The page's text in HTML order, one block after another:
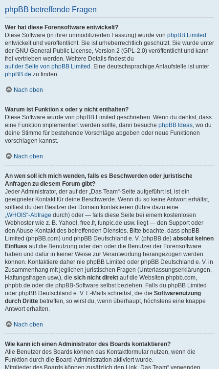
phpBB betreffende Fragen
Wer hat diese Forensoftware entwickelt?
Diese Software (in ihrer unmodifizierten Fassung) wurde von phpBB Limited
entwickelt und veröffentlicht. Sie ist urheberrechtlich geschützt. Sie wurde unter
der GNU General Public License, Version 2 (GPL-2.0) veröffentlicht und kann
frei vertrieben werden. Weitere Details findest du
auf der Seite von phpBB Limited . Eine deutschsprachige Anlaufstelle ist unter
phpBB.de zu finden.
Nach oben
Warum ist Funktion x oder y nicht enthalten?
Diese Software wurde von phpBB Limited geschrieben. Wenn du denkst, dass
eine Funktion implementiert werden sollte, dann besuche phpBB Ideas, wo du
deine Stimme für bestehende Vorschläge abgeben oder neue Funktionen
vorschlagen kannst.
Nach oben
An wen soll ich mich wenden, falls es Beschwerden oder juristische
Anfragen zu diesem Forum gibt?
Jeder Administrator, der auf der „Das Team“-Seite aufgeführt ist, ist ein
geeigneter Kontakt für deine Beschwerde. Wenn du so keine Antwort erhältst,
solltest du den Besitzer der Domain kontaktieren (führe dazu eine
„WHOIS“-Abfrage durch) oder — falls diese Seite bei einem kostenlosen
Webhoster wie z. B. Yahoo!, free.fr, funpic.de usw. liegt — den Support oder
den Abuse-Kontakt des betreffenden Dienstes. Bitte beachte, dass phpBB
Limited (phpBB.com) und phpBB Deutschland e. V. (phpBB.de) absolut keinen
Einfluss auf die Benutzung oder den oder die Benutzer der Forensoftware
haben und dafür in keiner Weise zur Verantwortung herangezogen werden
können. Kontaktiere daher nie phpBB Limited oder phpBB Deutschland e. V. in
Zusammenhang mit jeglichen juristischen Fragen (Unterlassungserklärungen,
Haftungsfragen usw.), die sich nicht direkt auf die Websiten phpbb.com,
phpbb.de oder die phpBB-Software selbst beziehen. Falls du phpBB Limited
oder phpBB Deutschland e. V. E-Mails schreibst, die die Softwarenutzung
durch Dritte betreffen, so wirst du, wenn überhaupt, höchstens eine knappe
Antwort erhalten.
Nach oben
Wie kann ich einen Administrator des Boards kontaktieren?
Alle Benutzer des Boards können das Kontaktformular nutzen, wenn die
Funktion durch die Board-Administration aktiviert wurde.
Mitglieder des Boards können zusätzlich den Link „Das Team“ verwenden.